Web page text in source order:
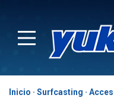
Inicio Surfcasting